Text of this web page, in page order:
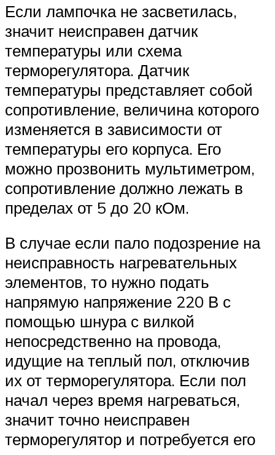
Если лампочка не засветилась,
значит неисправен датчик
температуры или схема
терморегулятора. Датчик
температуры представляет собой
сопротивление, величина которого
изменяется в зависимости от
температуры его корпуса. Его
можно прозвонить мультиметром,
сопротивление должно лежать в
пределах от 5 до 20 кОм.
В случае если пало подозрение на
неисправность нагревательных
элементов, то нужно подать
напрямую напряжение 220 В с
помощью шнура с вилкой
непосредственно на провода,
идущие на теплый пол, отключив
их от терморегулятора. Если пол
начал через время нагреваться,
значит точно неисправен
терморегулятор и потребуется его